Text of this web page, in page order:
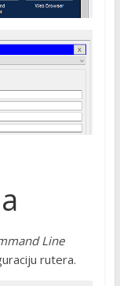
Line
rutera.